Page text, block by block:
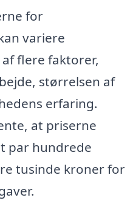
for
variere
flere faktorer,
størrelsen af
erfaring.
at priserne
par hundrede
tusinde kroner for